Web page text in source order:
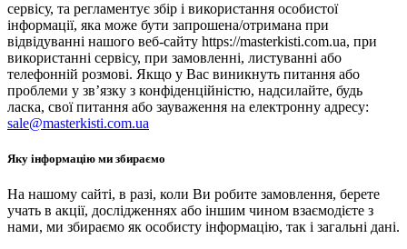
сервісу, та регламентує збір і використання особистої
інформації, яка може бути запрошена/отримана при
відвідуванні нашого веб-сайту https://masterkisti.com.ua, при
використанні сервісу, при замовленні, листуванні або
телефонній розмові. Якщо у Вас виникнуть питання або
проблеми у зв’язку з конфіденційністю, надсилайте, будь
ласка, свої питання або зауваження на електронну адресу:
sale@masterkisti.com.ua
Яку інформацію ми збираємо
На нашому сайті, в разі, коли Ви робите замовлення, берете
учать в акції, дослідженнях або іншим чином взаємодієте з
нами, ми збираємо як особисту інформацію, так і загальні дані.